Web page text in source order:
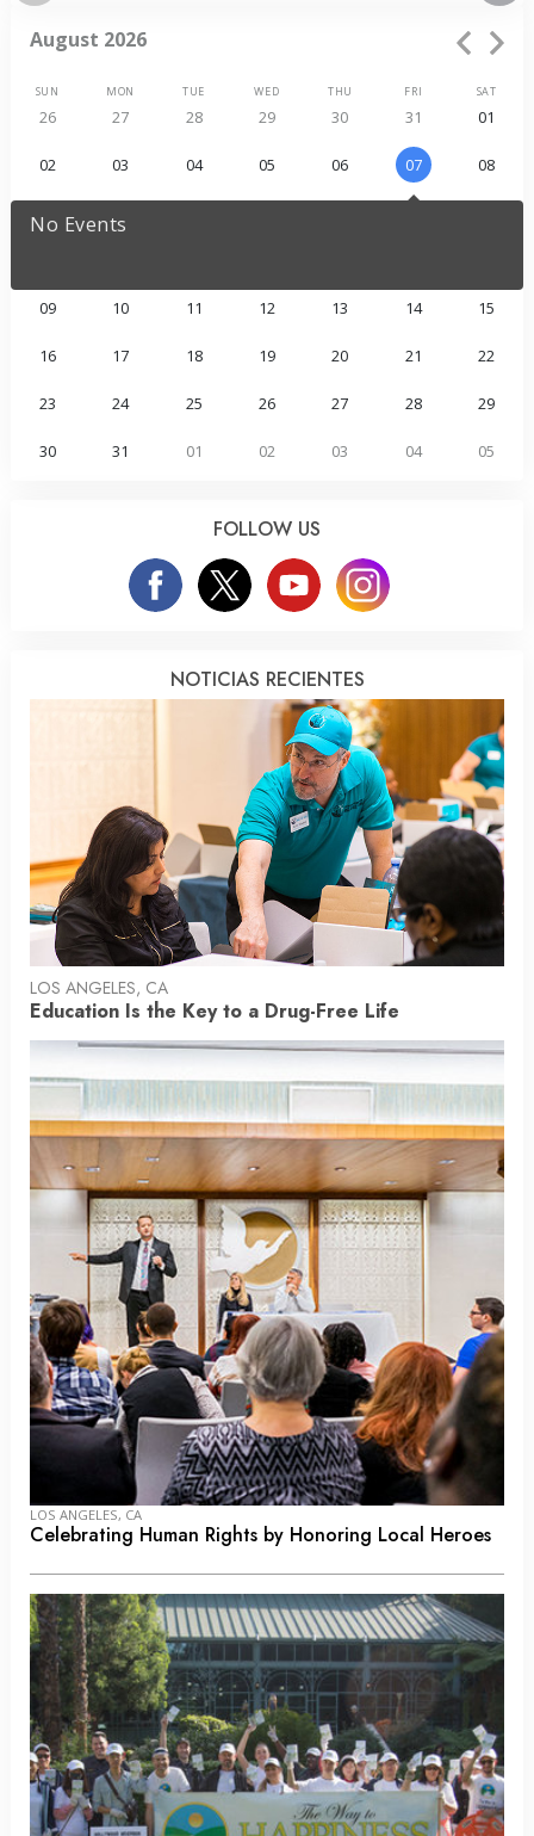
August 2026
SUN
26
MON
27
TUE
28
WED
29
THU
30
FRI
31
SAT
01
02 03 04 05 06 07 08
No Events
09 10 11 12 13 14 15
16 17 18 19 20 21 22
23 24 25 26 27 28 29
30 31 01 02 03 04 05
FOLLOW US
NOTICIAS RECIENTES
LOS ANGELES, CA
Education Is the Key to a Drug-Free Life
LOS ANGELES, CA
Celebrating Human Rights by Honoring Local Heroes